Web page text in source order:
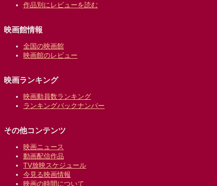
作品別にレビューを読む
映画館情報
全国の映画館
映画館のレビュー
映画ランキング
映画動員数ランキング
ランキングバックナンバー
その他コンテンツ
映画ニュース
動画配信作品
TV放映スケジュール
今見る映画情報
映画の時間について